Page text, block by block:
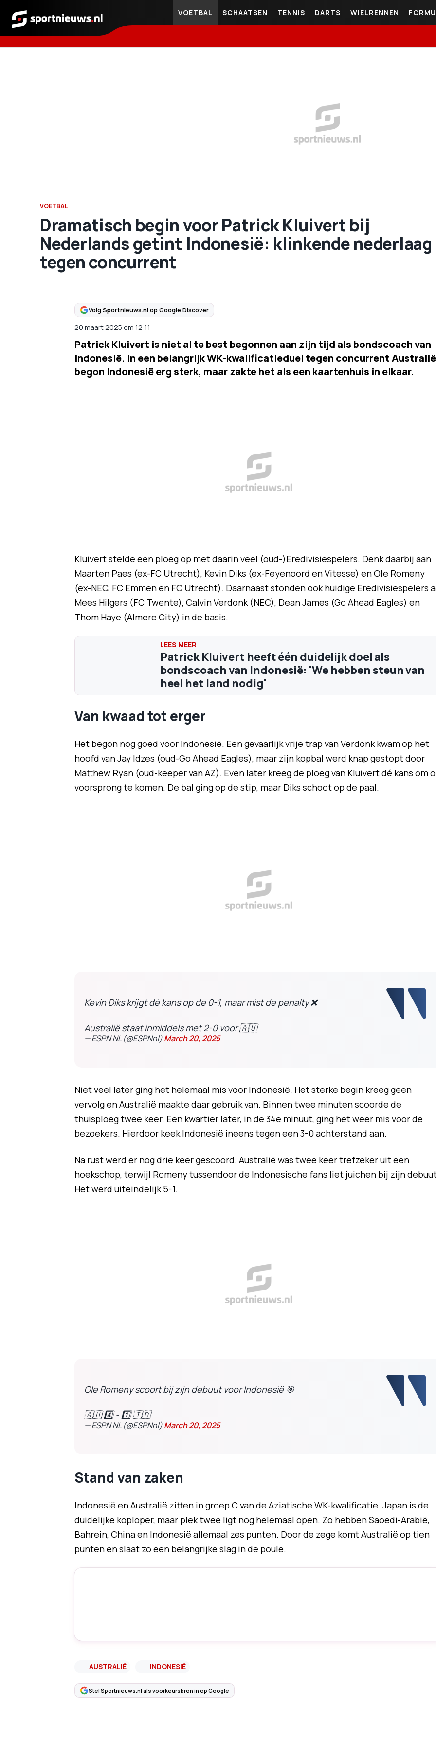
Sportnieuws.nl
VOETBAL SCHAATSEN TENNIS DARTS WIELRENNEN
VOETBAL
Dramatisch begin voor Patrick Kluivert bij
Nederlands getint Indonesië: klinkende nederlaag
tegen concurrent
Volg Sportnieuws.nl op Google Discover
20 maart 2025 om 12:11
Patrick Kluivert is niet al te best begonnen aan zijn tijd als bondscoach van
Indonesië. In een belangrijk WK-kwalificatieduel tegen concurrent Australië
begon Indonesië erg sterk, maar zakte het als een kaartenhuis in elkaar.
Kluivert stelde een ploeg op met daarin veel (oud-)Eredivisiespelers. Denk daarbij aan
Maarten Paes (ex-FC Utrecht), Kevin Diks (ex-Feyenoord en Vitesse) en Ole Romeny
(ex-NEC, FC Emmen en FC Utrecht). Daarnaast stonden ook huidige Eredivisiespelers
Mees Hilgers (FC Twente), Calvin Verdonk (NEC), Dean James (Go Ahead Eagles) en
Thom Haye (Almere City) in de basis.
Patrick Kluivert heeft één duidelijk doel als
bondscoach van Indonesië: 'We hebben steun van
heel het land nodig'
Van kwaad tot erger
Het begon nog goed voor Indonesië. Een gevaarlijk vrije trap van Verdonk kwam op het
hoofd van Jay Idzes (oud-Go Ahead Eagles), maar zijn kopbal werd knap gestopt door
Matthew Ryan (oud-keeper van AZ). Even later kreeg de ploeg van Kluivert dé kans om
voorsprong te komen. De bal ging op de stip, maar Diks schoot op de paal.
Kevin Diks krijgt dé kans op de 0-1, maar mist de penalty ❌
Australië staat inmiddels met 2-0 voor 🇦🇺
— ESPN NL (@ESPNnl)March 20, 2025
Niet veel later ging het helemaal mis voor Indonesië. Het sterke begin kreeg geen
vervolg en Australië maakte daar gebruik van. Binnen twee minuten scoorde de
thuisploeg twee keer. Een kwartier later, in de 34e minuut, ging het weer mis voor de
bezoekers. Hierdoor keek Indonesië ineens tegen een 3-0 achterstand aan.
Na rust werd er nog drie keer gescoord. Australië was twee keer trefzeker uit een
hoekschop, terwijl Romeny tussendoor de Indonesische fans liet juichen bij zijn
Het werd uiteindelijk 5-1.
Ole Romeny scoort bij zijn debuut voor Indonesië 🎯
🇦🇺 4️⃣ - 1️⃣ 🇮🇩
— ESPN NL (@ESPNnl)March 20, 2025
Stand van zaken
Indonesië en Australië zitten in groep C van de Aziatische WK-kwalificatie. Japan is de
duidelijke koploper, maar plek twee ligt nog helemaal open. Zo hebben Saoedi-Arabië,
Bahrein, China en Indonesië allemaal zes punten. Door de zege komt Australië op tien
punten en slaat zo een belangrijke slag in de poule.
AUSTRALIË INDONESIË
Stel Sportnieuws.nl als voorkeursbron in op Google